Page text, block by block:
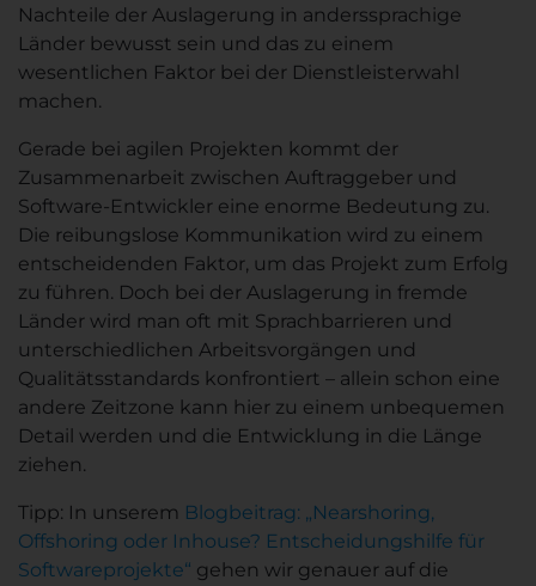
Nachteile der Auslagerung in anderssprachige
Länder bewusst sein und das zu einem
wesentlichen Faktor bei der Dienstleisterwahl
machen.
Gerade bei agilen Projekten kommt der
Zusammenarbeit zwischen Auftraggeber und
Software-Entwickler eine enorme Bedeutung zu.
Die reibungslose Kommunikation wird zu einem
entscheidenden Faktor, um das Projekt zum Erfolg
zu führen. Doch bei der Auslagerung in fremde
Länder wird man oft mit Sprachbarrieren und
unterschiedlichen Arbeitsvorgängen und
Qualitätsstandards konfrontiert – allein schon eine
andere Zeitzone kann hier zu einem unbequemen
Detail werden und die Entwicklung in die Länge
ziehen.
Tipp: In unserem Blogbeitrag: „Nearshoring,
Offshoring oder Inhouse? Entscheidungshilfe für
Softwareprojekte“ gehen wir genauer auf die